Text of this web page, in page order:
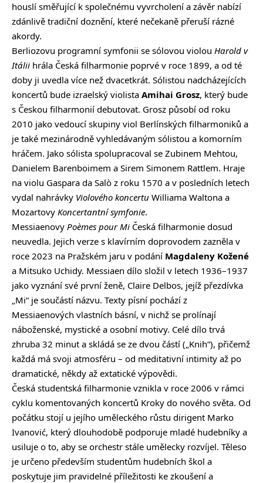
houslí směřující k společnému vyvrcholení a závěr nabízí
zdánlivě tradiční doznění, které nečekaně přeruší rázné
akordy.
Berliozovu programní symfonii se sólovou violou Harold v
Itálii hrála Česká filharmonie poprvé v roce 1899, a od té
doby ji uvedla více než dvacetkrát. Sólistou nadcházejících
koncertů bude izraelský violista Amihai Grosz, který bude
s Českou filharmonií debutovat. Grosz působí od roku
2010 jako vedoucí skupiny viol Berlínských filharmoniků a
je také mezinárodně vyhledávaným sólistou a komorním
hráčem. Jako sólista spolupracoval se Zubinem Mehtou,
Danielem Barenboimem a Sirem Simonem Rattlem. Hraje
na violu Gaspara da Salò z roku 1570 a v posledních letech
vydal nahrávky Violového koncertu Williama Waltona a
Mozartovy Koncertantní symfonie.
Messiaenovy Poèmes pour Mi Česká filharmonie dosud
neuvedla. Jejich verze s klavírním doprovodem zazněla v
roce 2023 na Pražském jaru v podání Magdaleny Kožené
a Mitsuko Uchidy. Messiaen dílo složil v letech 1936–1937
jako vyznání své první ženě, Claire Delbos, jejíž přezdívka
„Mi“ je součástí názvu. Texty písní pochází z
Messiaenových vlastních básní, v nichž se prolínají
náboženské, mystické a osobní motivy. Celé dílo trvá
zhruba 32 minut a skládá se ze dvou částí („Knih“), přičemž
každá má svoji atmosféru – od meditativní intimity až po
dramatické, někdy až extatické výpovědi.
Česká studentská filharmonie vznikla v roce 2006 v rámci
cyklu komentovaných koncertů Kroky do nového světa. Od
počátku stojí u jejího uměleckého růstu dirigent Marko
Ivanović, který dlouhodobě podporuje mladé hudebníky a
usiluje o to, aby se orchestr stále umělecky rozvíjel. Těleso
je určeno především studentům hudebních škol a
poskytuje jim pravidelné příležitosti ke zkoušení a